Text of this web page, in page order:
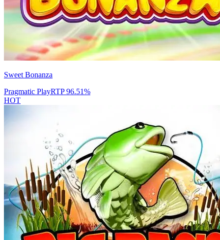
Sweet Bonanza
Pragmatic PlayRTP96.51%
HOT